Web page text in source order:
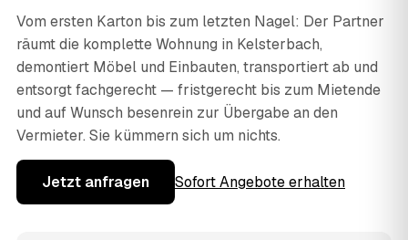
Vom ersten Karton bis zum letzten Nagel: Der Partner
räumt die komplette Wohnung in Kelsterbach,
demontiert Möbel und Einbauten, transportiert ab und
entsorgt fachgerecht — fristgerecht bis zum Mietende
und auf Wunsch besenrein zur Übergabe an den
Vermieter. Sie kümmern sich um nichts.
Jetzt anfragen Sofort Angebote erhalten